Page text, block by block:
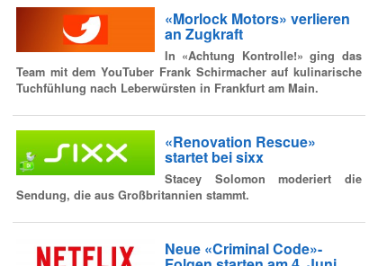
«Morlock Motors» verlieren
an Zugkraft
In «Achtung Kontrolle!» ging das
Team mit dem YouTuber Frank Schirmacher auf kulinarische
Tuchfühlung nach Leberwürsten in Frankfurt am Main.
«Renovation Rescue»
startet bei sixx
Stacey Solomon moderiert die
Sendung, die aus Großbritannien stammt.
Neue «Criminal Code»-